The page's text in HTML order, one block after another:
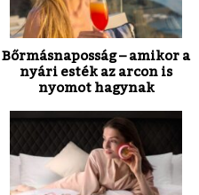
Bőrmásnaposság – amikor a
nyári esték az arcon is
nyomot hagynak